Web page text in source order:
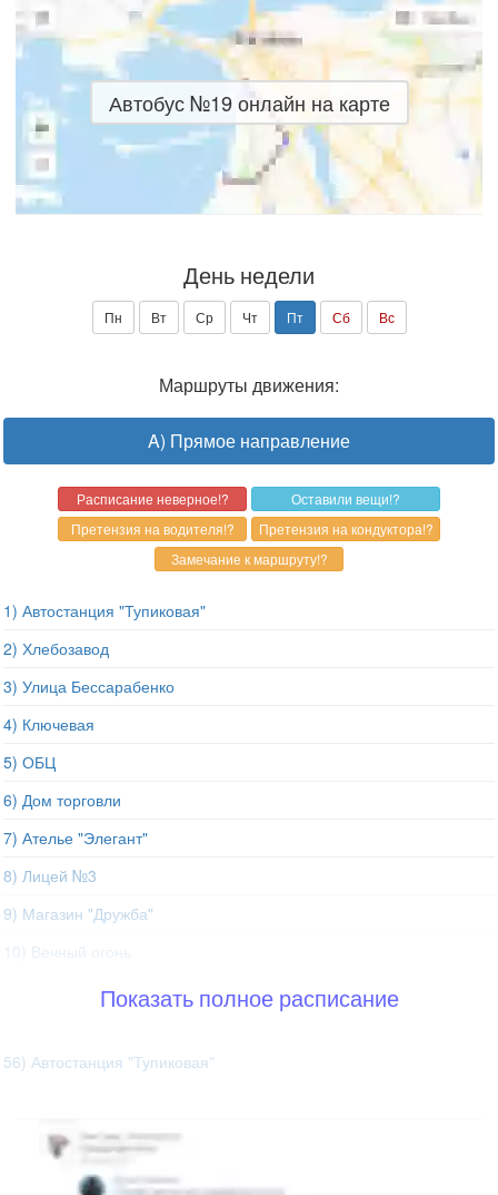
Автобус №19 онлайн на карте
День недели
Пн Вт Ср Чт Пт Сб Вс
Маршруты движения:
A) Прямое направление
1) Автостанция "Тупиковая"
2) Хлебозавод
3) Улица Бессарабенко
4) Ключевая
5) ОБЦ
6) Дом торговли
7) Ателье "Элегант"
8) Лицей №3
9) Магазин "Дружба"
10) Вечный огонь
Показать полное расписание
56) Автостанция "Тупиковая"